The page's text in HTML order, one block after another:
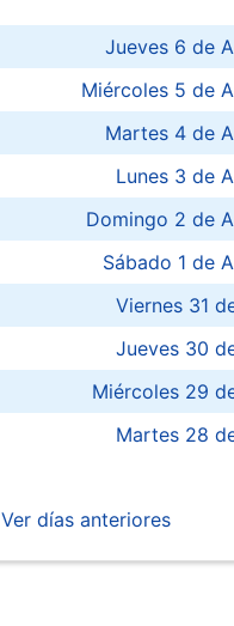
Jueves 6 de
Miércoles 5 de
Martes 4 de
Lunes 3 de
Domingo 2 de
Sábado 1 de
Viernes 31
Jueves 30
Miércoles 29
Martes 28
Ver días anteriores